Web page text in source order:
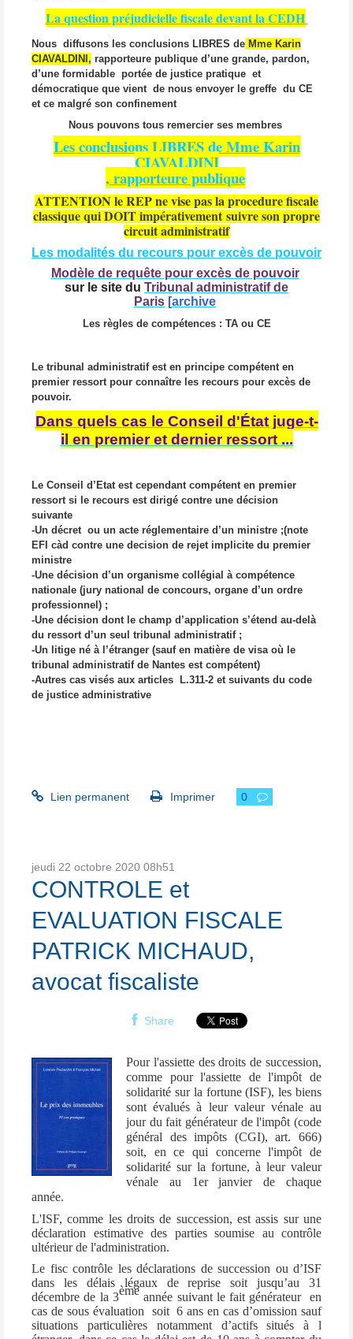
La question préjudicielle fiscale devant la CEDH
Nous diffusons les conclusions LIBRES de Mme Karin
CIAVALDINI, rapporteure publique d’une grande, pardon,
d’une formidable portée de justice pratique et
démocratique que vient de nous envoyer le greffe du CE
et ce malgré son confinement
Nous pouvons tous remercier ses membres
Les conclusions LIBRES de Mme Karin
CIAVALDINI
, rapporteure publique
ATTENTION le REP ne vise pas la procedure fiscale
classique qui DOITimpérativementsuivre son propre
circuit administratif
Les modalités du recours pour excès de pouvoir
Modèle de requête pour excès de pouvoir
sur le site du Tribunal administratif de
Paris [archive
Les règles de compétences : TA ou CE
Le tribunal administratif est en principe compétent en
premier ressort pour connaître les recours pour excès de
pouvoir.
Dans quels cas le Conseil d'État juge-t-
il en premier et dernier ressort ...
Le Conseil d’Etat est cependant compétent en premier
ressort si le recours est dirigé contre une décision
suivante
-Un décret ou un acte réglementaire d’un ministre ;(note
EFI càd contre une decision de rejet implicite du premier
ministre
-Une décision d’un organisme collégial à compétence
nationale (jury national de concours, organe d’un ordre
professionnel) ;
-Une décision dont le champ d’application s’étend au-delà
du ressort d’un seul tribunal administratif ;
-Un litige né à l’étranger (sauf en matière de visa où le
tribunal administratif de Nantes est compétent)
-Autres cas visés aux articles L.311-2 et suivants du code
de justice administrative
Lien permanent Imprimer 0
jeudi 22 octobre 2020 08h51
CONTROLE et
EVALUATION FISCALE
PATRICK MICHAUD,
avocat fiscaliste
Share
Pour l'assiette des droits de succession,
comme pour l'assiette de l'impôt de
solidarité sur la fortune (ISF), les biens
sont évalués à leur valeur vénale au
jour du fait générateur de l'impôt (code
général des impôts (CGI), art. 666)
soit, en ce qui concerne l'impôt de
solidarité sur la fortune, à leur valeur
vénale au 1er janvier de chaque
année.
L'ISF, comme les droits de succession, est assis sur une
déclaration estimative des parties soumise au contrôle
ultérieur de l'administration.
Le fisc contrôle les déclarations de succession ou d’ISF
dans les délais légaux de reprise soit jusqu’au 31
décembre de la 3èmeannée suivant le fait générateur en
cas de sous évaluation soit 6 ans en cas d’omission sauf
situations particulières notamment d’actifs situés à l